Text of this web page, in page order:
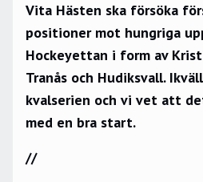
Vita Hästen ska försöka
positioner mot hungriga
Hockeyettan i form av
Tranås och Hudiksvall.
kvalserien och vi vet att
med en bra start.
//